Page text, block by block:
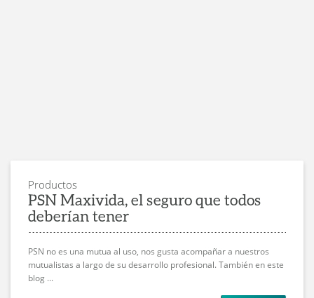
Productos
PSN Maxivida, el seguro que todos
deberían tener
PSN no es una mutua al uso, nos gusta acompañar a nuestros
mutualistas a largo de su desarrollo profesional. También en este
blog ...